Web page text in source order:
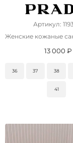
Артикул:
Женские кожаные
13 000 ₽
36 37 38
41